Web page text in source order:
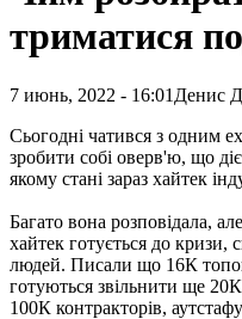
триматися
7 июнь, 2022 - 16:01 Денис
Сьогодні чатився з одним
зробити собі оверв'ю, що
якому стані зараз хайтек
Багато вона розповідала,
хайтек готується до кризи,
людей. Писали що 16К
готуються звільнити ще
100К контракторів, аутстафу